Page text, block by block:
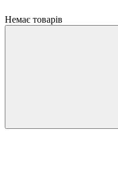
Немає товарів